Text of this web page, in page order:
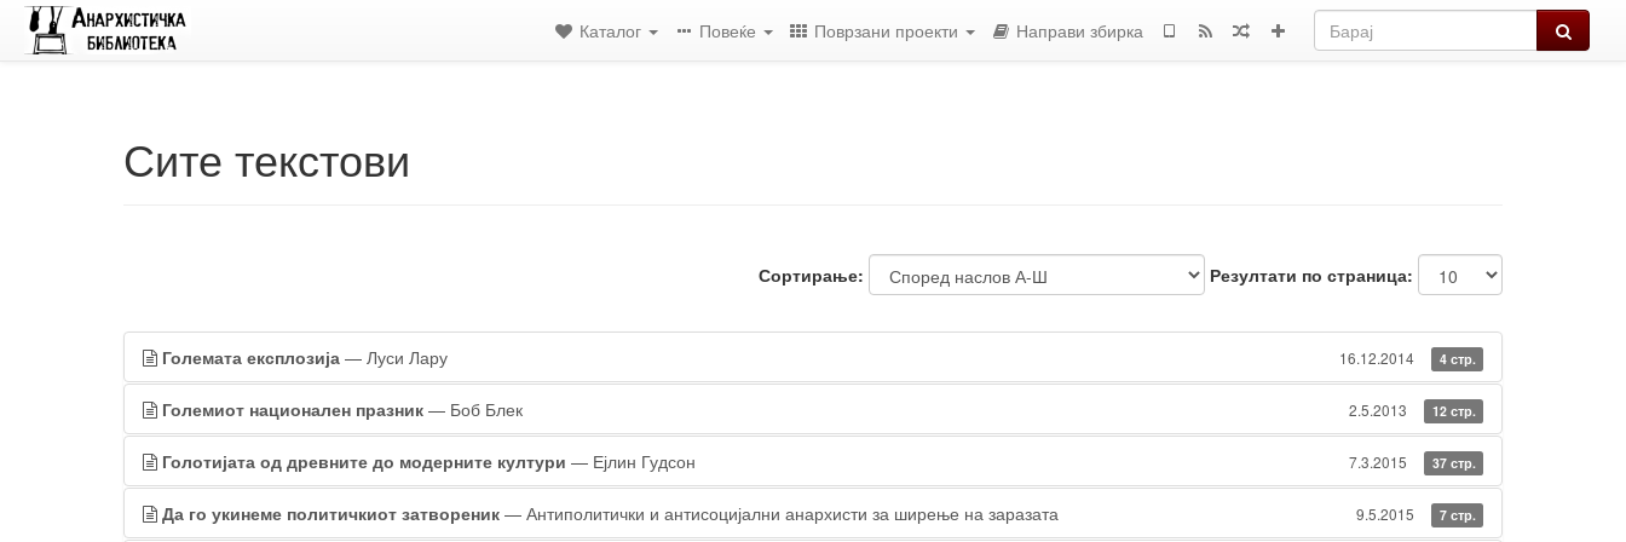
Барај
Каталог Повеќе Поврзани проекти Направи збирка
Сите текстови
Сортирање: Резултати по страница:
Големата експлозија — Луси Лару 16.12.2014 4 стр.
Големиот национален празник — Боб Блек 2.5.2013 12 стр.
Голотијата од древните до модерните култури — Ејлин Гудсон 7.3.2015 37 стр.
Да го укинеме политичкиот затвореник — Антиполитички и антисоцијални анархисти за ширење на заразата 9.5.2015 7 стр.